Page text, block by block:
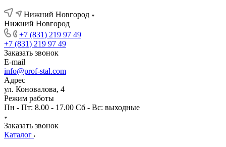
Нижний Новгород
Нижний Новгород
+7 (831) 219 97 49
+7 (831) 219 97 49
Заказать звонок
E-mail
info@prof-stal.com
Адрес
ул. Коновалова, 4
Режим работы
Пн - Пт: 8.00 - 17.00 Сб - Вс: выходные
Заказать звонок
Каталог